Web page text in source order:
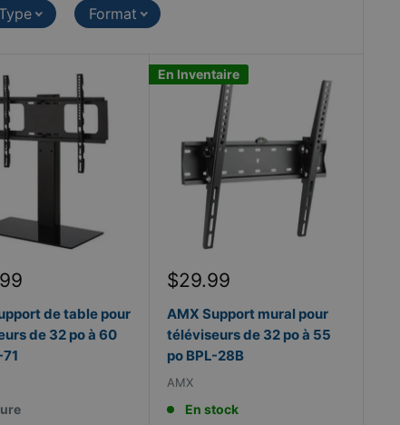
Type Format
de table pour
de 32 po à 60
En Inventaire
Prix
$29.99
AMX Support mural pour
téléviseurs de 32 po à 55
po BPL-28B
AMX
En stock